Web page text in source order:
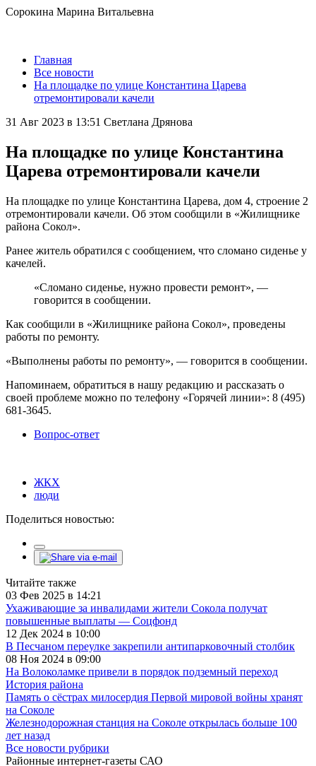
Сорокина Марина Витальевна
Главная
Все новости
На площадке по улице Константина Царева
отремонтировали качели
31 Авг 2023 в 13:51 Светлана Дрянова
На площадке по улице Константина
Царева отремонтировали качели
На площадке по улице Константина Царева, дом 4, строение 2
отремонтировали качели. Об этом сообщили в «Жилищнике
района Сокол».
Ранее житель обратился с сообщением, что сломано сиденье у
качелей.
«Сломано сиденье, нужно провести ремонт», —
говорится в сообщении.
Как сообщили в «Жилищнике района Сокол», проведены
работы по ремонту.
«Выполнены работы по ремонту», — говорится в сообщении.
Напоминаем, обратиться в нашу редакцию и рассказать о
своей проблеме можно по телефону «Горячей линии»: 8 (495)
681-3645.
Вопрос-ответ
ЖКХ
люди
Поделиться новостью:
Читайте также
03 Фев 2025 в 14:21
Ухаживающие за инвалидами жители Сокола получат
повышенные выплаты — Соцфонд
12 Дек 2024 в 10:00
В Песчаном переулке закрепили антипарковочный столбик
08 Ноя 2024 в 09:00
На Волоколамке привели в порядок подземный переход
История района
Память о сёстрах милосердия Первой мировой войны хранят
на Соколе
Железнодорожная станция на Соколе открылась больше 100
лет назад
Все новости рубрики
Районные интернет-газеты САО